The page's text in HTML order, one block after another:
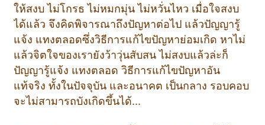
ให้สงบ ไม่โกรธ ไม่หมกมุ่น ไม่หวั่นไหว เมื่อใจสงบ
ได้แล้ว จึงคิดพิจารณาถึงปัญหาต่อไป แล้วปัญญารู้
แจ้ง แทงตลอดซึ่งวิธีการแก้ไขปัญหาย่อมเกิด หาไม่
แล้วจิตใจของเรายังว้าวุ่นสับสน ไม่สงบแล้วล่ะก็
ปัญญารู้แจ้ง แทงตลอด วิธีการแก้ไขปัญหาอัน
แท้จริง ทั้งในปัจจุบัน และอนาคต เป็นกลาง รอบคอบ
จะไม่สามารถบังเกิดขึ้นได้...